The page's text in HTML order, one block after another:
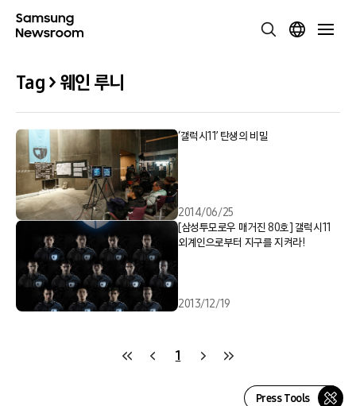
Tag > 웨인 루니
‘갤럭시11’ 탄생의 비밀
2014/06/25
[삼성투모로우 매거진 80호] 갤럭시11
외계인으로부터 지구를 지켜라!
2013/12/19
1
Press Tools